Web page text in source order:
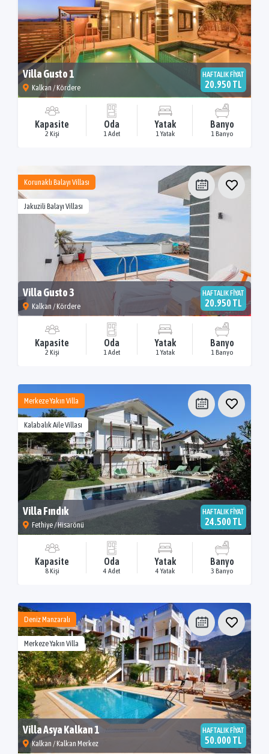
Villa Gusto 1
Kalkan / Kördere
HAFTALIK FİYAT
20.950 TL
Kapasite
2 Kişi
Oda
1 Adet
Yatak
1 Yatak
Banyo
1 Banyo
Korunaklı Balayı Villası
Jakuzili Balayı Villası
Villa Gusto 3
Kalkan / Kördere
HAFTALIK FİYAT
20.950 TL
Kapasite
2 Kişi
Oda
1 Adet
Yatak
1 Yatak
Banyo
1 Banyo
Merkeze Yakın Villa
Kalabalık Aile Villası
Villa Fındık
Fethiye / Hisarönü
HAFTALIK FİYAT
24.500 TL
Kapasite
8 Kişi
Oda
4 Adet
Yatak
4 Yatak
Banyo
3 Banyo
Deniz Manzaralı
Merkeze Yakın Villa
Villa Asya Kalkan 1
Kalkan / Kalkan Merkez
HAFTALIK FİYAT
50.000 TL